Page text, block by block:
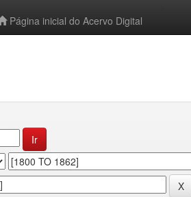
Página inicial do Acervo Digital